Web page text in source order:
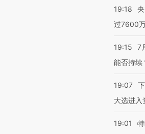
19:18
过7600
19:15
7
能否持续
19:07
大选进入
19:01